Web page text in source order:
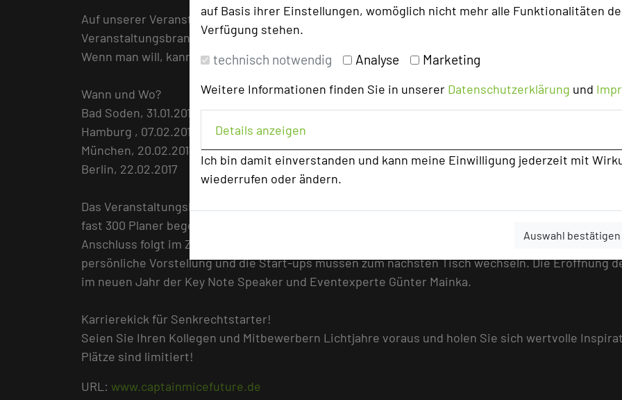
auf Basis ihrer Einstellungen, womöglich nicht mehr alle Funktionalitäten
Verfügung stehen.
technisch notwendig Analyse Marketing
Weitere Informationen finden Sie in unserer Datenschutzerklärung und
Details anzeigen
Ich bin damit einverstanden und kann meine Einwilligung jederzeit mit
wiederrufen oder ändern.
Auswahl bestätigen
Auf unserer Veranstaltung „Captain Mice Future“ stellen wir Ihnen 10 Senkrechtstarter vor. Alles
Veranstaltungsbranche mit ihren frischen Ideen und innovativen Produkten revolutionieren. Es
Wenn man will, kann man alles erreichen!
Wann und Wo?
Bad Soden, 31.01.2017
Hamburg , 07.02.2017
München, 20.02.2017
Berlin, 22.02.2017
Das Veranstaltungskonzept orientiert sich wieder an der bereits erfolgreichen ersten Auflage
fast 300 Planer begeistern konnte. Zu jeder Veranstaltung werden sich die Gründer in einem 2-
Anschluss folgt im Zuge eines „Speed-Geekings“ eine Präsentation an einem Gruppentisch mit
persönliche Vorstellung und die Start-ups müssen zum nächsten Tisch wechseln. Die Eröffnung
im neuen Jahr der Key Note Speaker und Eventexperte Günter Mainka.
Karrierekick für Senkrechtstarter!
Seien Sie Ihren Kollegen und Mitbewerbern Lichtjahre voraus und holen Sie sich wertvolle
Plätze sind limitiert!
URL: www.captainmicefuture.de